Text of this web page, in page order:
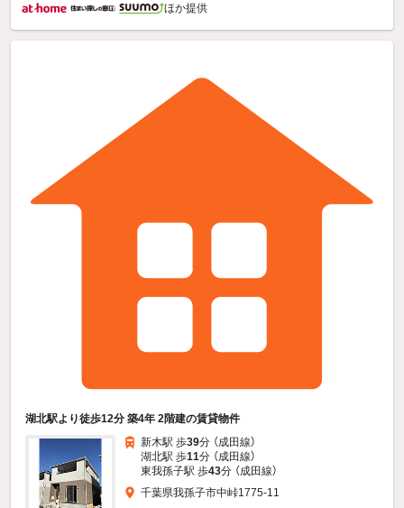
ほか提供
湖北駅より徒歩12分 築4年 2階建の賃貸物件
新木駅 歩39分 （成田線）
湖北駅 歩11分 （成田線）
東我孫子駅 歩43分 （成田線）
千葉県我孫子市中峠1775-11